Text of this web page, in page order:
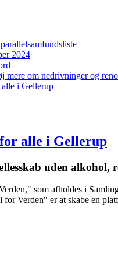
2024
mere om nedrivninger og
alle i Gellerup
alle i Gellerup
uden alkohol,
som afholdes i
Verden" er at skabe en